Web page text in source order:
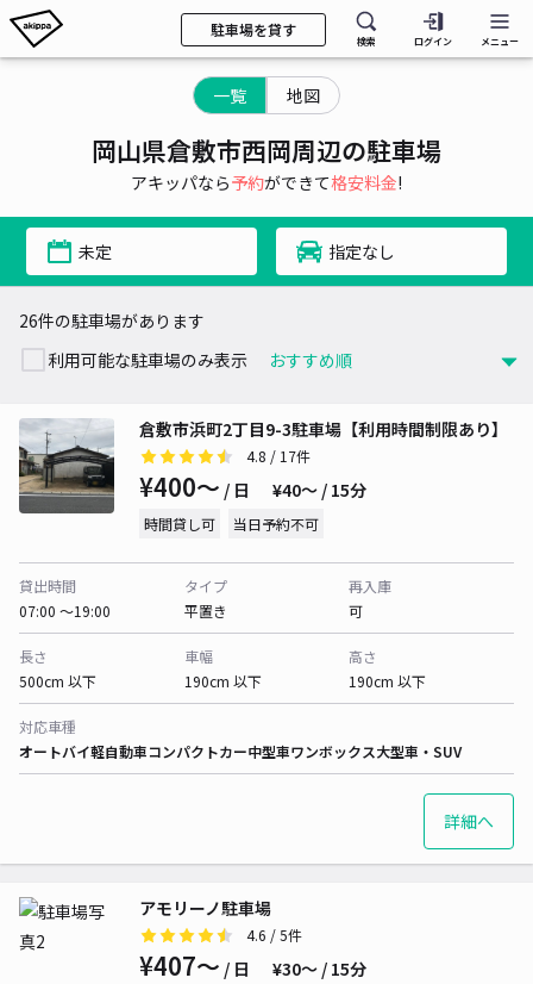
駐車場を貸す
検索 ログイン メニュー
一覧 地図
岡山県倉敷市西岡周辺の駐車場
アキッパなら予約ができて格安料金!
未定 指定なし
26件の駐車場があります
利用可能な駐車場のみ表示
倉敷市浜町2丁目9-3駐車場【利用時間制限あり】
4.8 / 17件
¥400〜 / 日 ¥40〜 / 15分
時間貸し可 当日予約不可
貸出時間
07:00 〜19:00
タイプ
平置き
再入庫
可
長さ
500cm 以下
車幅
190cm 以下
高さ
190cm 以下
対応車種
オートバイ軽自動車コンパクトカー中型車ワンボックス大型車・SUV
詳細へ
アモリーノ駐車場
4.6 / 5件
¥407〜 / 日 ¥30〜 / 15分